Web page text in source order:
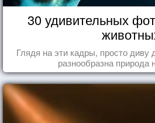
30 удивительных
Глядя на эти кадры, просто диву
разнообразна природа